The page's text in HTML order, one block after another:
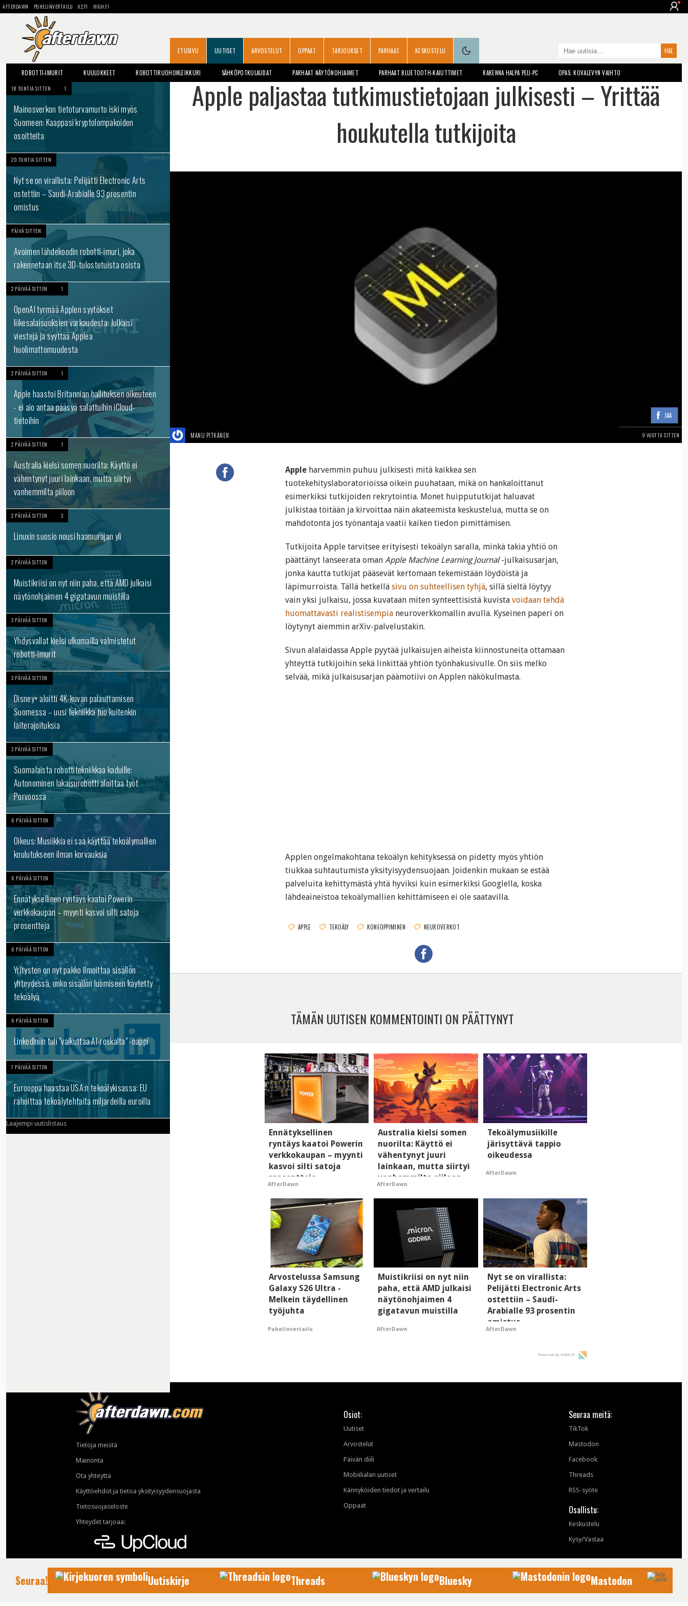
AFTERDAWN PUHELINVERTAILU X2.FI HIGH.FI
ETUSIVU UUTISET ARVOSTELUT OPPAAT TARJOUKSET PARHAAT KESKUSTELU
ROBOTTI-IMURIT KUULOKKEET ROBOTTIRUOHONLEIKKURI SÄHKÖPOTKULAUDAT PARHAAT NÄYTÖNOHJAIMET PARHAAT BLUETOOTH-KAIUTTIMET RAKENNA HALPA PELI-PC OPAS: KOVALEVYN VAIHTO
18 TUNTIA SITTEN 1
Mainosverkon tietoturvamurto iski myös
Suomeen: Kaappasi kryptolompakoiden
osoitteita
20 TUNTIA SITTEN
Nyt se on virallista: Pelijätti Electronic Arts
ostettiin – Saudi-Arabialle 93 prosentin
omistus
PÄIVÄ SITTEN
Avoimen lähdekoodin robotti-imuri, joka
rakennetaan itse 3D-tulostetuista osista
2 PÄIVÄÄ SITTEN 1
OpenAI tyrmää Applen syytökset
liikesalaisuuksien varkaudesta: Julkaisi
viestejä ja syyttää Applea
huolimattomuudesta
2 PÄIVÄÄ SITTEN 1
Apple haastoi Britannian hallituksen oikeuteen
- ei aio antaa pääsyä salattuihin iCloud-
tietoihin
2 PÄIVÄÄ SITTEN 1
Australia kielsi somen nuorilta: Käyttö ei
vähentynyt juuri lainkaan, mutta siirtyi
vanhemmilta piiloon
2 PÄIVÄÄ SITTEN 3
Linuxin suosio nousi haamurajan yli
2 PÄIVÄÄ SITTEN
Muistikriisi on nyt niin paha, että AMD julkaisi
näytönohjaimen 4 gigatavun muistilla
3 PÄIVÄÄ SITTEN
Yhdysvallat kielsi ulkomailla valmistetut
robotti-imurit
3 PÄIVÄÄ SITTEN
Disney+ aloitti 4K-kuvan palauttamisen
Suomessa – uusi tekniikka tuo kuitenkin
laiterajoituksia
3 PÄIVÄÄ SITTEN
Suomalaista robottitekniikkaa kaduille:
Autonominen lakaisurobotti aloittaa työt
Porvoossa
6 PÄIVÄÄ SITTEN
Oikeus: Musiikkia ei saa käyttää tekoälymallien
koulutukseen ilman korvauksia
6 PÄIVÄÄ SITTEN
Ennätyksellinen ryntäys kaatoi Powerin
verkkokaupan – myynti kasvoi silti satoja
prosentteja
6 PÄIVÄÄ SITTEN
Yritysten on nyt pakko ilmoittaa sisällön
yhteydessä, onko sisällön luomiseen käytetty
tekoälyä
6 PÄIVÄÄ SITTEN
LinkedIniin tuli "vaikuttaa AI-roskalta" -nappi
7 PÄIVÄÄ SITTEN
Eurooppa haastaa USA:n tekoälykisassa: EU
rahoittaa tekoälytehtaita miljardeilla euroilla
Laajempi uutislistaus
Apple paljastaa tutkimustietojaan julkisesti – Yrittää
houkutella tutkijoita
JAA
MANU PITKÄNEN 9 VUOTTA SITTEN
Apple harvemmin puhuu julkisesti mitä kaikkea sen
tuotekehityslaboratorioissa oikein puuhataan, mikä on hankaloittanut
esimerkiksi tutkijoiden rekrytointia. Monet huippututkijat haluavat
julkistaa töitään ja kirvoittaa näin akateemista keskustelua, mutta se on
mahdotonta jos työnantaja vaatii kaiken tiedon pimittämisen.
Tutkijoita Apple tarvitsee erityisesti tekoälyn saralla, minkä takia yhtiö on
päättänyt lanseerata oman Apple Machine Learning Journal-julkaisusarjan,
jonka kautta tutkijat pääsevät kertomaan tekemistään löydöistä ja
läpimurroista. Tällä hetkellä sivu on suhteellisen tyhjä, sillä sieltä löytyy
vain yksi julkaisu, jossa kuvataan miten synteettisistä kuvista voidaan tehdä
huomattavasti realistisempia neuroverkkomallin avulla. Kyseinen paperi on
löytynyt aiemmin arXiv-palvelustakin.
Sivun alalaidassa Apple pyytää julkaisujen aiheista kiinnostuneita ottamaan
yhteyttä tutkijoihin sekä linkittää yhtiön työnhakusivulle. On siis melko
selvää, mikä julkaisusarjan päämotiivi on Applen näkökulmasta.
Applen ongelmakohtana tekoälyn kehityksessä on pidetty myös yhtiön
tiukkaa suhtautumista yksityisyydensuojaan. Joidenkin mukaan se estää
palveluita kehittymästä yhtä hyviksi kuin esimerkiksi Googlella, koska
lähdeaineistoa tekoälymallien kehittämiseen ei ole saatavilla.
APPLE TEKOÄLY KONEOPPIMINEN NEUROVERKOT
TÄMÄN UUTISEN KOMMENTOINTI ON PÄÄTTYNYT
Ennätyksellinen
ryntäys kaatoi Powerin
verkkokaupan – myynti
kasvoi silti satoja
prosentteja
AfterDawn
Australia kielsi somen
nuorilta: Käyttö ei
vähentynyt juuri
lainkaan, mutta siirtyi
vanhemmilta piiloon
AfterDawn
Tekoälymusiikille
järisyttävä tappio
oikeudessa
AfterDawn
Arvostelussa Samsung
Galaxy S26 Ultra -
Melkein täydellinen
työjuhta
Puhelinvertailu
Muistikriisi on nyt niin
paha, että AMD julkaisi
näytönohjaimen 4
gigatavun muistilla
AfterDawn
Nyt se on virallista:
Pelijätti Electronic Arts
ostettiin – Saudi-
Arabialle 93 prosentin
omistus
AfterDawn
Powered by HIGH.FI
Tietoja meistä
Mainonta
Ota yhteyttä
Käyttöehdot ja tietoa yksityisyydensuojasta
Tietosuojaseloste
Yhteydet tarjoaa:
Osiot:
Uutiset
Arvostelut
Päivän diili
Mobiilialan uutiset
Kännyköiden tiedot ja vertailu
Oppaat
Seuraa meitä:
TikTok
Mastodon
Facebook
Threads
RSS-syöte
Osallistu:
Keskustelu
Kysy/Vastaa
© 1999-2026 AfterDawn Oy
Seuraa! Uutiskirje Threads Bluesky Mastodon